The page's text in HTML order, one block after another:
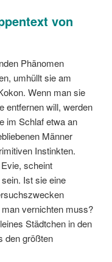
von
Phänomen
umhüllt sie am
Wenn man sie
entfernen will, werden
im Schlaf etwa an
Männer
Instinkten.
scheint
Ist sie eine
vernichten muss?
Städtchen in den
den größten